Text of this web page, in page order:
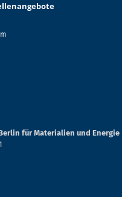
für Materialien und Energie